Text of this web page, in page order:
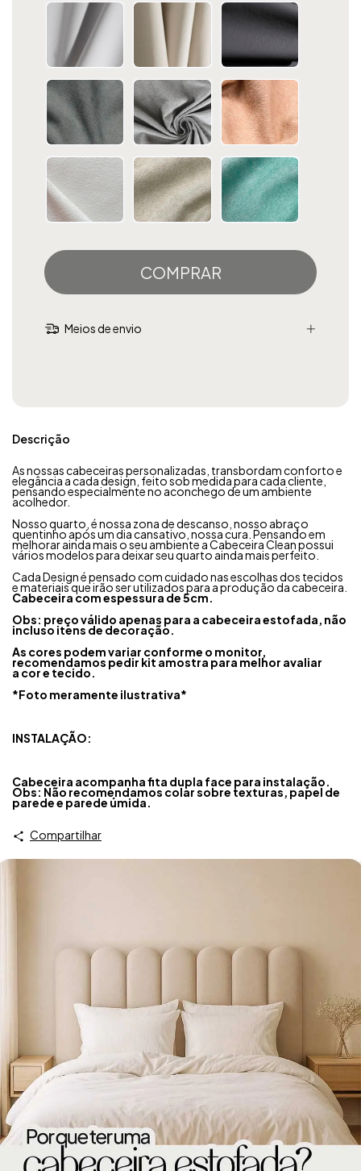
Meios de envio
Descrição
As nossas cabeceiras personalizadas, transbordam conforto e
elegância a cada design, feito sob medida para cada cliente,
pensando especialmente no aconchego de um ambiente
acolhedor.
Nosso quarto, é nossa zona de descanso, nosso abraço
quentinho após um dia cansativo, nossa cura. Pensando em
melhorar ainda mais o seu ambiente a Cabeceira Clean possui
vários modelos para deixar seu quarto ainda mais perfeito.
Cada Design é pensado com cuidado nas escolhas dos tecidos
e materiais que irão ser utilizados para a produção da cabeceira.
Cabeceira com espessura de 5cm.
Obs: preço válido apenas para a cabeceira estofada, não
incluso itens de decoração.
As cores podem variar conforme o monitor,
recomendamos pedir kit amostra para melhor avaliar
a cor e tecido.
*Foto meramente ilustrativa*
INSTALAÇÃO:
Cabeceira acompanha fita dupla face para instalação.
Obs: Não recomendamos colar sobre texturas, papel de
parede e parede úmida.
Compartilhar